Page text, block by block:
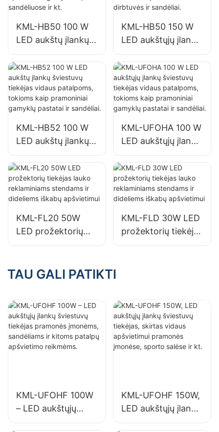
sandėliuose ir kt.
sandėliuose ir kt.
KML-HB50 100 W
LED aukštų įlankų
šviestuvų tiekėjas
vidaus patalpų
apšvietimui
gamyklose,
sandėliuose ir kt.
KML-HB50 150 W
LED aukštųjų įlankų
šviestuvų tiekėjas
vidaus patalpoms,
tokioms kaip
remonto dirbtuvės
ir sandėliai.
KML-HB52 100 W
LED aukštų įlankų
šviestuvų tiekėjas
vidaus patalpoms,
tokioms kaip
pramoniniai
sandėliai.
KML-UFOHA 100 W
LED aukštųjų įlankų
šviestuvų tiekėjas
vidaus patalpoms,
tokioms kaip
pramoniniai
sandėliai.
KML-FL20 50W
LED prožektorių
tiekėjas lauko
stendams ir
apšvietimui
KML-FLD 30W LED
prožektorių tiekėjas
lauko reklaminiams
TAU GALI PATIKTI
KML-UFOHF 100W
– LED aukštųjų
įlankų šviestuvų
KML-UFOHF 150W,
LED aukštųjų įlankų
šviestuvų tiekėjas,